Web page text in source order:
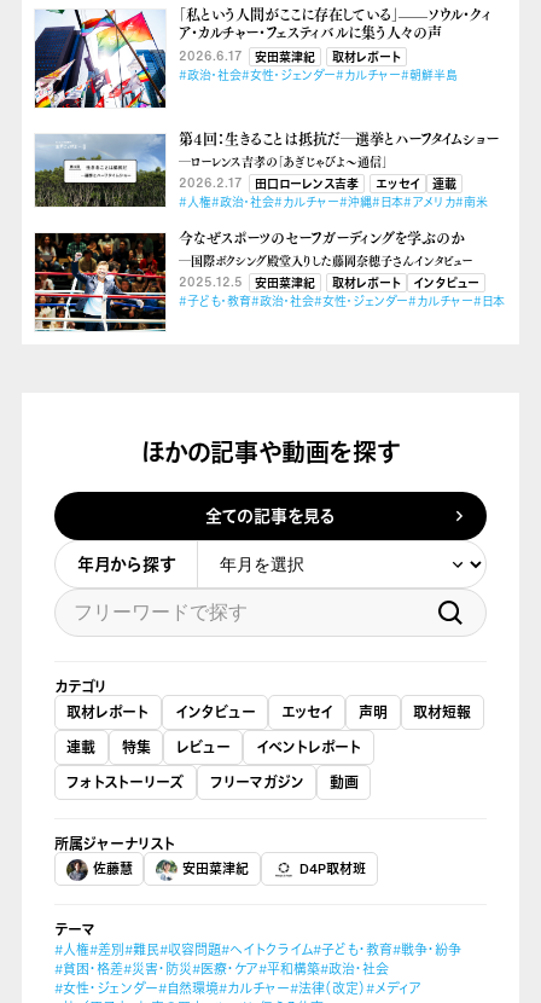
「私という人間がここに存在している」——ソウル・クィ
ア・カルチャー・フェスティバルに集う人々の声
2026.6.17 安田菜津紀
取材レポート
#政治・社会#女性・ジェンダー#カルチャー#朝鮮半島
第４回：生きることは抵抗だ―選挙とハーフタイムショー
―ローレンス吉孝の「あぎじゃびよ〜通信」
2026.2.17 田口ローレンス吉孝 エッセイ
連載
#人権#政治・社会#カルチャー#沖縄#日本#アメリカ#南米
今なぜスポーツのセーフガーディングを学ぶのか
―国際ボクシング殿堂入りした藤岡奈穂子さんインタビュー
2025.12.5 安田菜津紀 取材レポート
インタビュー
#子ども・教育#政治・社会#女性・ジェンダー#カルチャー#日本
ほかの記事や動画を探す
全ての記事を見る
年月から探す
カテゴリ
取材レポート
インタビュー エッセイ 声明
取材短報
連載
特集 レビュー
イベントレポート
フォトストーリーズ
フリーマガジン 動画
所属ジャーナリスト
佐藤慧 安田菜津紀 D4P取材班
テーマ
#人権#差別#難民#収容問題#ヘイトクライム#子ども・教育#戦争・紛争
#貧困・格差#災害・防災#医療・ケア#平和構築#政治・社会
#女性・ジェンダー#自然環境#カルチャー#法律（改定）#メディア